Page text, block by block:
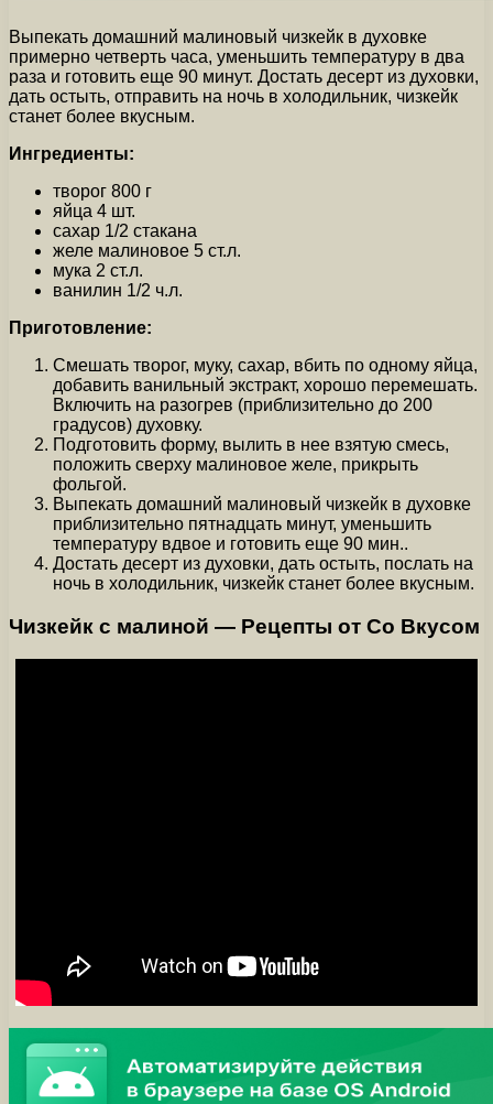
Выпекать домашний малиновый чизкейк в духовке
примерно четверть часа, уменьшить температуру в два
раза и готовить еще 90 минут. Достать десерт из духовки,
дать остыть, отправить на ночь в холодильник, чизкейк
станет более вкусным.
Ингредиенты:
творог 800 г
яйца 4 шт.
сахар 1/2 стакана
желе малиновое 5 ст.л.
мука 2 ст.л.
ванилин 1/2 ч.л.
Приготовление:
Смешать творог, муку, сахар, вбить по одному яйца,
добавить ванильный экстракт, хорошо перемешать.
Включить на разогрев (приблизительно до 200
градусов) духовку.
Подготовить форму, вылить в нее взятую смесь,
положить сверху малиновое желе, прикрыть
фольгой.
Выпекать домашний малиновый чизкейк в духовке
приблизительно пятнадцать минут, уменьшить
температуру вдвое и готовить еще 90 мин..
Достать десерт из духовки, дать остыть, послать на
ночь в холодильник, чизкейк станет более вкусным.
Чизкейк с малиной — Рецепты от Со Вкусом